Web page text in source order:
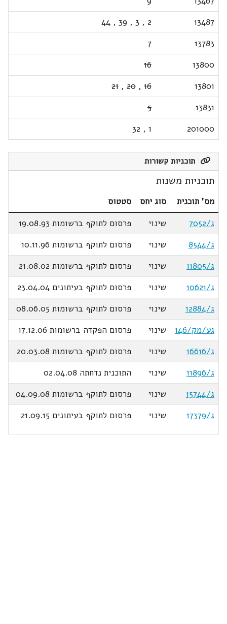
13487
2
,
3
,
39
,
44
13783
7
13800
16
13801
16
,
20
,
21
13831
5
201000
1
,
32
תוכניות קשורות
תוכניות משנות
מס' תוכנית סוג יחס
סטטוס
ג/7052
שינוי
פרסום לתוקף ברשומות 19.08.93
ג/8544
שינוי
פרסום לתוקף ברשומות 10.11.96
ג/11805
שינוי
פרסום לתוקף ברשומות 21.08.02
ג/10621
שינוי
פרסום לתוקף בעיתונים 23.04.04
ג/12884
שינוי
פרסום לתוקף ברשומות 08.06.05
גע/מק/146
שינוי
פרסום הפקדה ברשומות 17.12.06
ג/16616
שינוי
פרסום לתוקף ברשומות 20.03.08
ג/11896
שינוי
התוכנית נדחתה 02.04.08
ג/15744
שינוי
פרסום לתוקף ברשומות 04.09.08
ג/17379
שינוי פרסום לתוקף בעיתונים 21.09.15